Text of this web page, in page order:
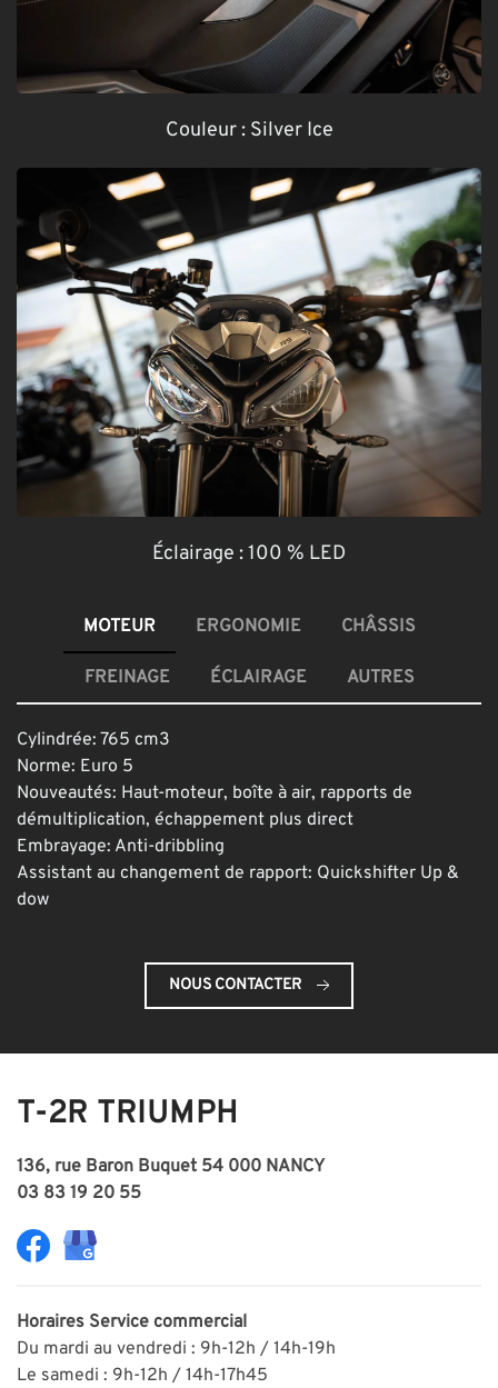
Couleur : Silver Ice
Éclairage :100 % LED
MOTEUR ERGONOMIE CHÂSSIS
FREINAGE ÉCLAIRAGE AUTRES
Cylindrée: 765 cm3
Norme: Euro 5
Nouveautés: Haut-moteur, boîte à air, rapports de
démultiplication, échappement plus direct
Embrayage: Anti-dribbling
Assistant au changement de rapport: Quickshifter Up &
dow
NOUS CONTACTER
T-2R TRIUMPH
136, rue Baron Buquet 54 000 NANCY
03 83 19 20 55
Horaires Service commercial
Du mardi au vendredi : 9h-12h / 14h-19h
Le samedi : 9h-12h / 14h-17h45